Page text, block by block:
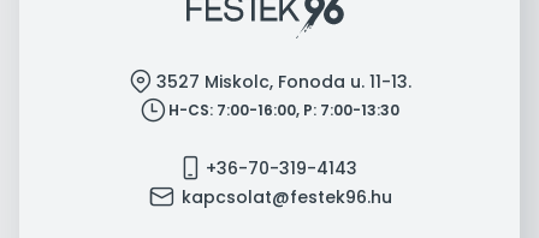
location 3527 Miskolc, Fonoda u. 11-13.
clock H-CS: 7:00-16:00, P: 7:00-13:30
mobile +36-70-319-4143
mail kapcsolat@festek96.hu